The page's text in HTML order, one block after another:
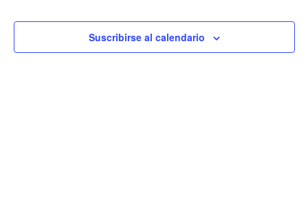
vistas
Eventos
Suscribirse al calendario